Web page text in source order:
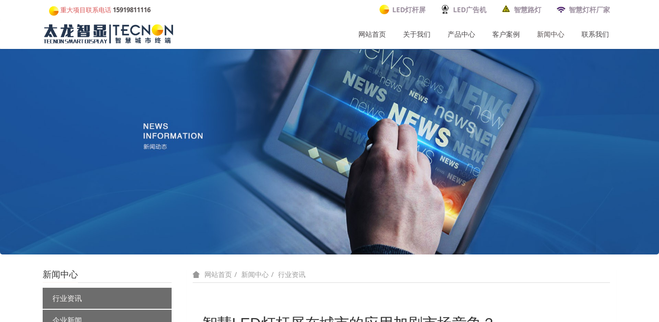
重大项目联系电话 15919811116 LED灯杆屏 LED广告机 智慧路灯 智慧灯杆厂家
网站首页 关于我们 产品中心 客户案例 新闻中心 联系我们
新闻中心
行业资讯
企业新闻
网站首页 新闻中心 行业资讯